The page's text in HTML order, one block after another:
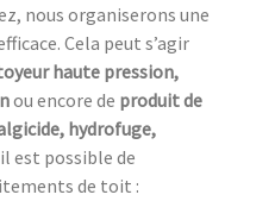
nous organiserons une
Cela peut s’agir
haute pression,
ou encore de produit de
hydrofuge,
est possible de
de toit :